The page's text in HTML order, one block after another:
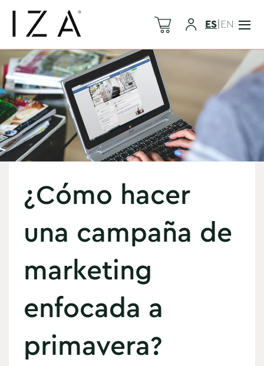
ES|EN
¿Cómo hacer
una campaña de
marketing
enfocada a
primavera?